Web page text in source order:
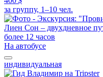
за группу, 1–10 чел.
более 12 часов
На автобусе
индивидуальная